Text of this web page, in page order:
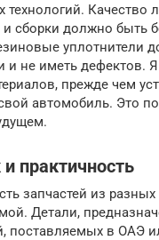
Качество
и сборки должно быть
уплотнители
и не иметь дефектов.
прежде чем
автомобиль. Это
практичность
запчастей из
Детали,
поставляемых в ОАЭ